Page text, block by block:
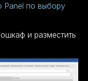
Panel по выбору
и разместить